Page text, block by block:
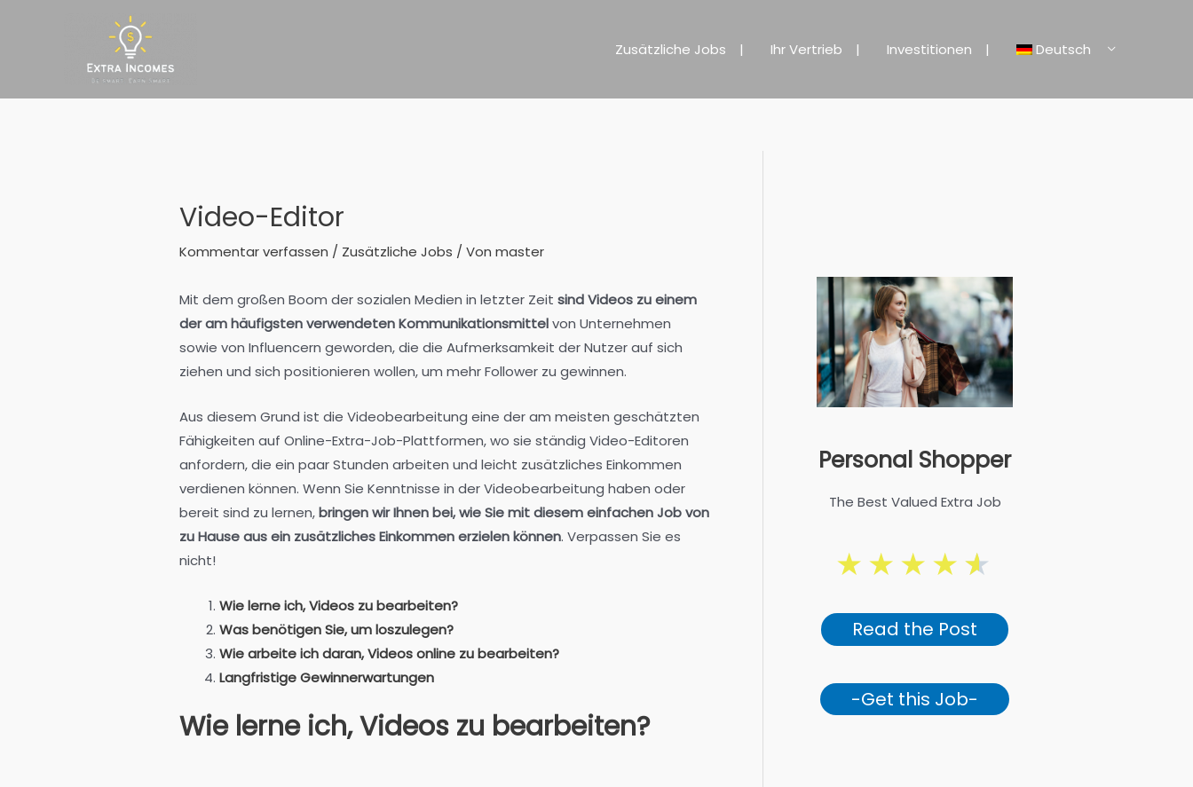
Zusätzliche Jobs Ihr Vertrieb Investitionen Deutsch
Video-Editor
Kommentar verfassen / Zusätzliche Jobs / Von master
Mit dem großen Boom der sozialen Medien in letzter Zeit sind Videos zu einem
der am häufigsten verwendeten Kommunikationsmittelvon Unternehmen
sowie von Influencern geworden, die die Aufmerksamkeit der Nutzer auf sich
ziehen und sich positionieren wollen, um mehr Follower zu gewinnen.
Aus diesem Grund ist die Videobearbeitung eine der am meisten geschätzten
Fähigkeiten auf Online-Extra-Job-Plattformen, wo sie ständig Video-Editoren
anfordern, die ein paar Stunden arbeiten und leicht zusätzliches Einkommen
verdienen können. Wenn Sie Kenntnisse in der Videobearbeitung haben oder
bereit sind zu lernen,bringen wir Ihnen bei, wie Sie mit diesem einfachen Job von
zu Hause aus ein zusätzliches Einkommen erzielen können. Verpassen Sie es
nicht!
Wie lerne ich, Videos zu bearbeiten?
Was benötigen Sie, um loszulegen?
Wie arbeite ich daran, Videos online zu bearbeiten?
Langfristige Gewinnerwartungen
Wie lerne ich, Videos zu bearbeiten?
Personal Shopper
The Best Valued Extra Job
★★★★★
Read the Post
-Get this Job-